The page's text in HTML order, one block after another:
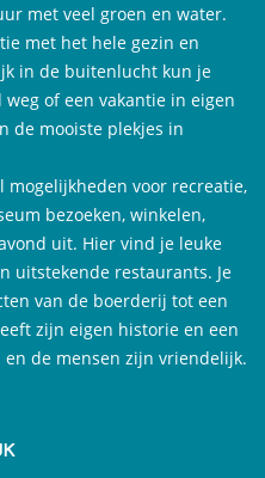
met veel groen en water.
met het hele gezin en
in de buitenlucht kun je
of een vakantie in eigen
de mooiste plekjes in
mogelijkheden voor recreatie,
bezoeken, winkelen,
uit. Hier vind je leuke
uitstekende restaurants. Je
van de boerderij tot een
zijn eigen historie en een
de mensen zijn vriendelijk.